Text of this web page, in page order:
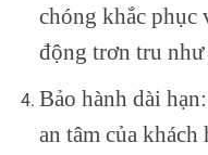
chóng khắc phục
động trơn tru như
Bảo hành dài
an tâm của